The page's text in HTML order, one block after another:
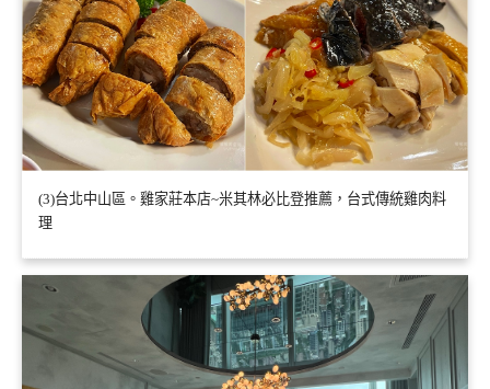
(3)台北中山區。雞家莊本店~米其林必比登推薦，台式傳統雞肉料
理